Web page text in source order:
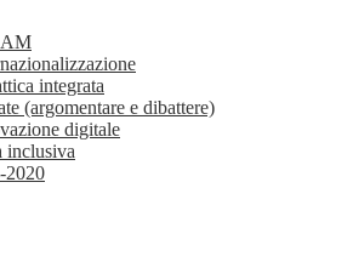
integrata
(argomentare e dibattere)
digitale
inclusiva
2020